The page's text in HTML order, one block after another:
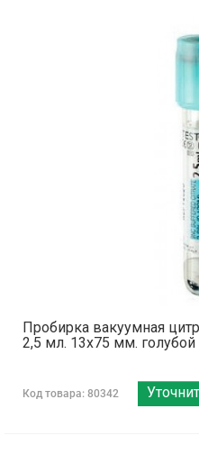
Пробирка вакуумная
2,5 мл. 13х75 мм. голубой
Код товара: 80342